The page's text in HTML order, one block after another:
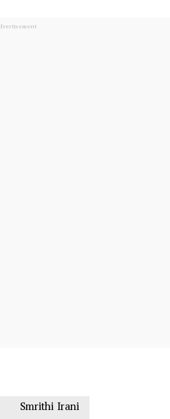
Smrithi Irani